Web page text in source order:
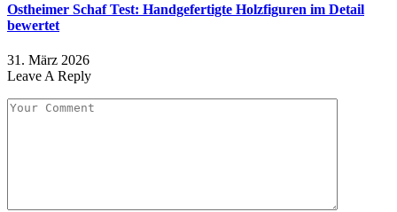
Ostheimer Schaf Test: Handgefertigte Holzfiguren im Detail
bewertet
31. März 2026
Leave A Reply